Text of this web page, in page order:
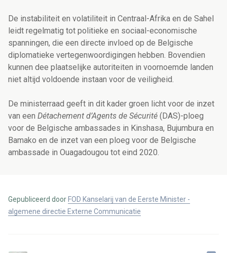
De instabiliteit en volatiliteit in Centraal-Afrika en de Sahel
leidt regelmatig tot politieke en sociaal-economische
spanningen, die een directe invloed op de Belgische
diplomatieke vertegenwoordigingen hebben. Bovendien
kunnen dee plaatselijke autoriteiten in voornoemde landen
niet altijd voldoende instaan voor de veiligheid.
De ministerraad geeft in dit kader groen licht voor de inzet
van een Détachement d’Agents de Sécurité (DAS)-ploeg
voor de Belgische ambassades in Kinshasa, Bujumbura en
Bamako en de inzet van een ploeg voor de Belgische
ambassade in Ouagadougou tot eind 2020.
Gepubliceerd door FOD Kanselarij van de Eerste Minister -
algemene directie Externe Communicatie